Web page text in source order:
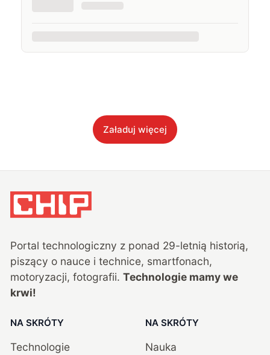
Załaduj więcej
Portal technologiczny z ponad 29-letnią historią,
piszący o nauce i technice, smartfonach,
motoryzacji, fotografii. Technologie mamy we
krwi!
NA SKRÓTY
Technologie
NA SKRÓTY
Nauka